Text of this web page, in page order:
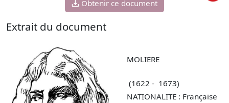
Obtenir ce document
Extrait du document
MOLIERE
(1622 - 1673)
NATIONALITE : Française